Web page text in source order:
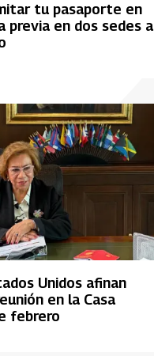
tu pasaporte en
previa en dos sedes a
Unidos afinan
en la Casa
febrero